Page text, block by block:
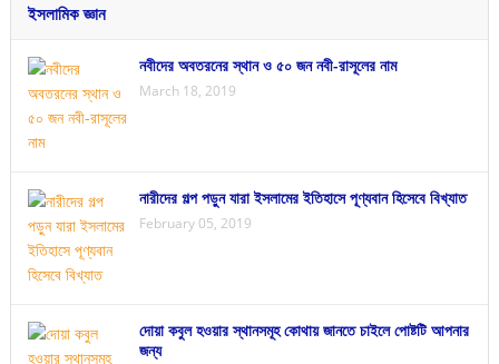
ইসলামিক জ্ঞান
নবীদের অবতরনের স্থান ও ৫০ জন নবী-রাসূলের নাম
March 18, 2019
নারীদের গল্প পড়ুন যারা ইসলামের ইতিহাসে পূণ্যবান হিসেবে বিখ্যাত
February 05, 2019
দোয়া কবুল হওয়ার স্থানসমূহ কোথায় জানতে চাইলে পোষ্টটি আপনার
জন্য